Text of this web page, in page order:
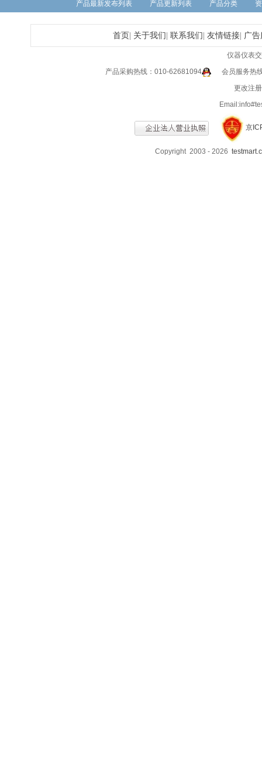
产品最新发布列表 产品更新列表 产品分类
首页 关于我们 联系我们 友情链接| 广告
仪器仪表
产品采购热线：010-62681094
会员服务热
更改注
京
Copyright 2003 - 2026